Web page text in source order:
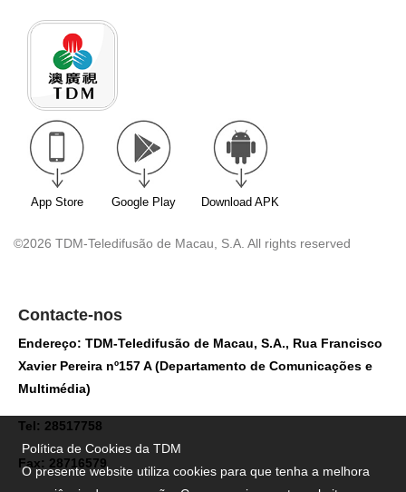
App Store Google Play Download APK
©2026 TDM-Teledifusão de Macau, S.A. All rights reserved
Contacte-nos
Endereço: TDM-Teledifusão de Macau, S.A., Rua Francisco
Xavier Pereira nº157 A (Departamento de Comunicações e
Multimédia)
Tel: 28517758
Fax: 28716579
Política de Cookies da TDM
O presente website utiliza cookies para que tenha a melhora